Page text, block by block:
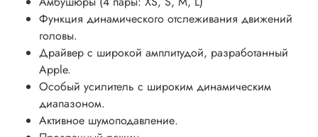
Функция динамического отслеживания движений
головы.
Драйвер с широкой амплитудой, разработанный
Apple.
Особый усилитель с широким динамическим
диапазоном.
Активное шумоподавление.